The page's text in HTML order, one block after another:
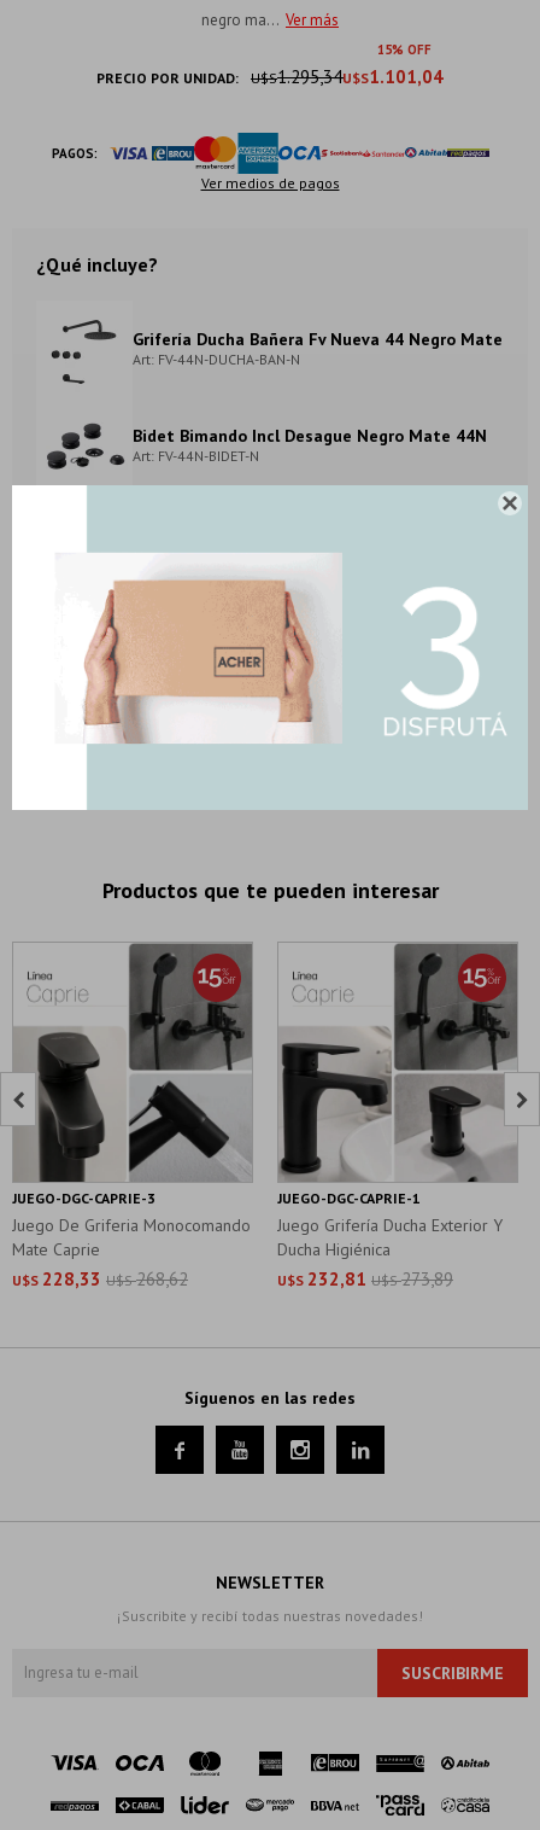

negro ma... Ver más
15
PRECIO POR UNIDAD: U$S1.101,04
U$S1.295,34
PAGOS:
Ver medios de pagos
¿Qué incluye?
Grifería Ducha Bañera Fv Nueva 44 Negro Mate
Art: FV-44N-DUCHA-BAN-N
Bidet Bimando Incl Desague Negro Mate 44N
Art: FV-44N-BIDET-N
METODOS Y COSTOS DE ENVIO
DESCARGAR FICHA TÉCNICA
Productos que te pueden interesar
Juego De Griferia Monocomando
Mate Caprie
U$S 228,33 U$S 268,62
JUEGO-DGC-CAPRIE-3
Juego Grifería Ducha Exterior Y
Ducha Higiénica
U$S 232,81 U$S 273,89
JUEGO-DGC-CAPRIE-1
 
Síguenos en las redes
   
NEWSLETTER
¡Suscribite y recibí todas nuestras novedades!
SUSCRIBIRME